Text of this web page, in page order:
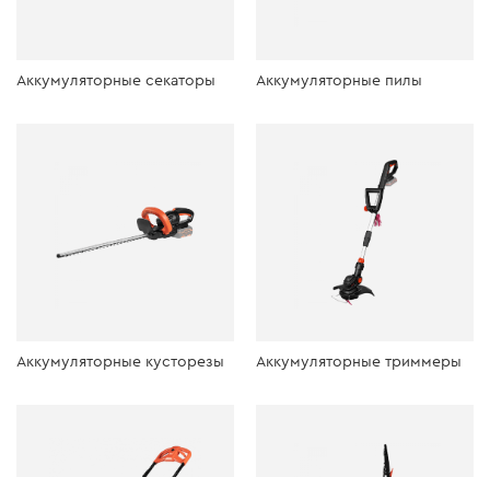
Аккумуляторные секаторы Аккумуляторные пилы
Аккумуляторные кусторезы Аккумуляторные триммеры